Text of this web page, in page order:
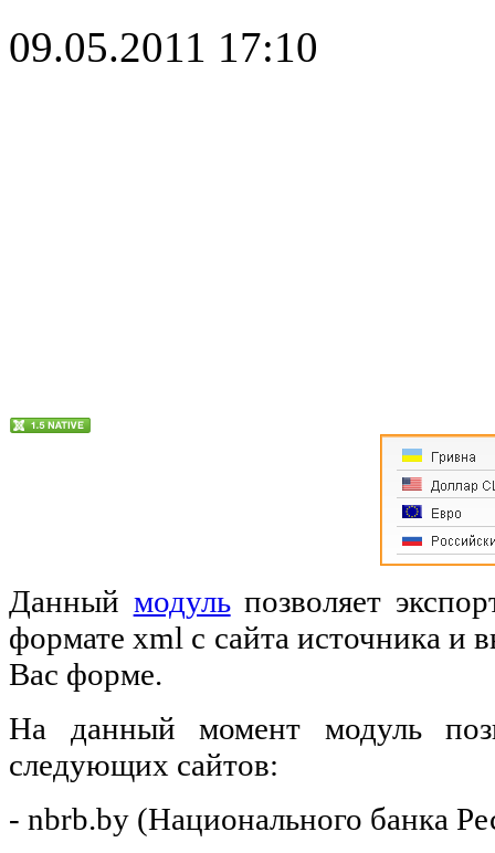
09.05.2011 17:10
Данный модульпозволяет
формате xml с сайта источника и
Вас форме.
На данный момент модуль
следующих сайтов:
- nbrb.by (Национального банка